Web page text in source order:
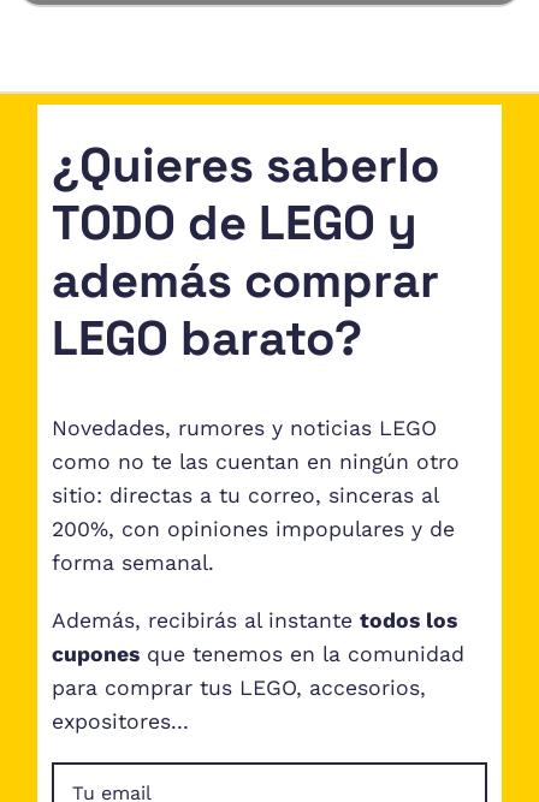
¿Quieres saberlo
TODO de LEGO y
además comprar
LEGO barato?
Novedades, rumores y noticias LEGO
como no te las cuentan en ningún otro
sitio: directas a tu correo, sinceras al
200%, con opiniones impopulares y de
forma semanal.
Además, recibirás al instante todos los
cuponesque tenemos en la comunidad
para comprar tus LEGO, accesorios,
expositores...